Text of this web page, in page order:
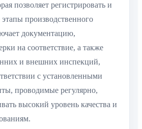
позволяет регистрировать и
этапы производственного
документацию,
на соответствие, а также
и внешних инспекций,
с установленными
проводимые регулярно,
высокий уровень качества и